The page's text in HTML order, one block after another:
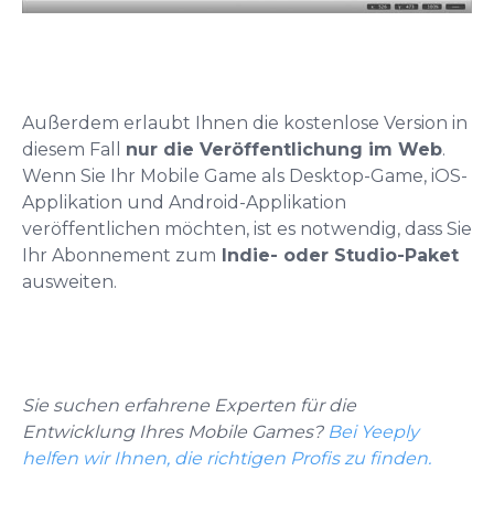
Außerdem erlaubt Ihnen die kostenlose Version in
diesem Fall nur die Veröffentlichung im Web.
Wenn Sie Ihr Mobile Game als Desktop-Game, iOS-
Applikation und Android-Applikation
veröffentlichen möchten, ist es notwendig, dass Sie
Ihr Abonnement zum Indie- oder Studio-Paket
ausweiten.
Sie suchen erfahrene Experten für die
Entwicklung Ihres Mobile Games?Bei Yeeply
helfen wir Ihnen, die richtigen Profis zu finden.